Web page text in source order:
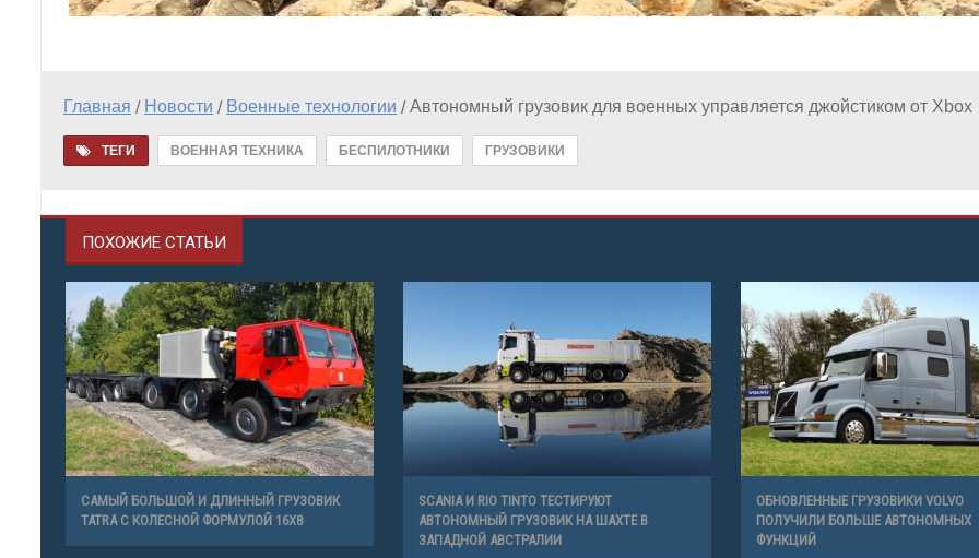
Главная / Новости / Военные технологии /Автономный грузовик для военных управляется джойстиком от Xbox
ТЕГИ ВОЕННАЯ ТЕХНИКА БЕСПИЛОТНИКИ ГРУЗОВИКИ
ПОХОЖИЕ СТАТЬИ
САМЫЙ БОЛЬШОЙ И ДЛИННЫЙ ГРУЗОВИК
TATRA С КОЛЕСНОЙ ФОРМУЛОЙ 16Х8
SCANIA И RIO TINTO ТЕСТИРУЮТ
АВТОНОМНЫЙ ГРУЗОВИК НА ШАХТЕ В
ЗАПАДНОЙ АВСТРАЛИИ
ОБНОВЛЕННЫЕ ГРУЗОВИКИ VOLVO
ПОЛУЧИЛИ БОЛЬШЕ АВТОНОМНЫХ
ФУНКЦИЙ